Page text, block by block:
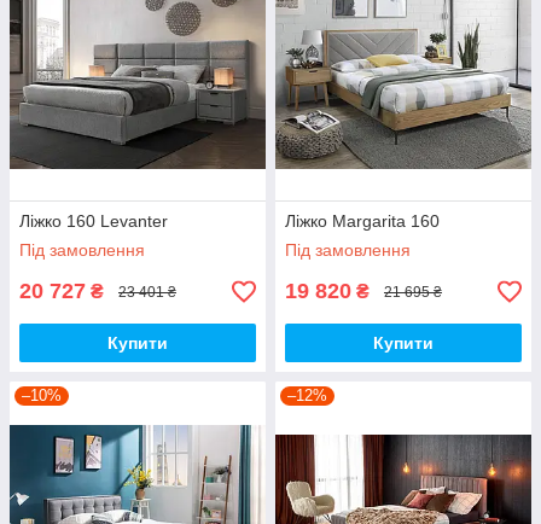
Ліжко 160 Levanter
Під замовлення
20 727 ₴ 23 401 ₴
Купити
Ліжко Margarita 160
Під замовлення
19 820 ₴ 21 695 ₴
Купити
–10% –12%